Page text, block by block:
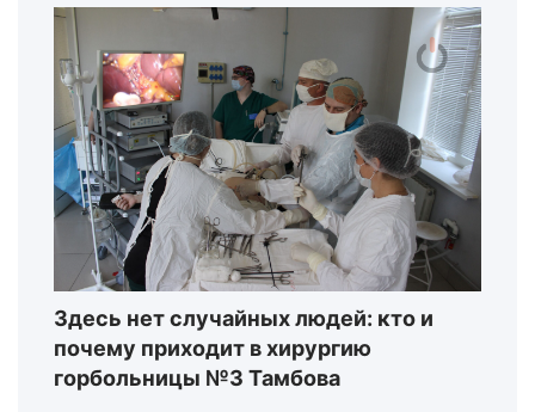
Здесь нет случайных людей: кто и
почему приходит в хирургию
горбольницы №3 Тамбова